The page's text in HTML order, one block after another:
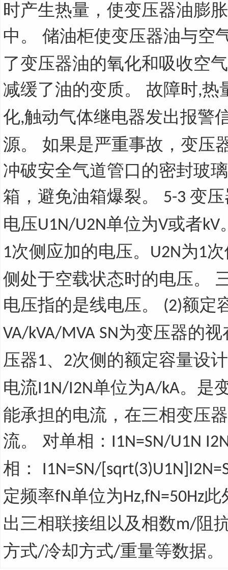
时产生热量，使变压器油膨
中。 储油柜使变压器油与空
了变压器油的氧化和吸收空
减缓了油的变质。 故障时,热
化,触动气体继电器发出报警
源。 如果是严重事故，变压
冲破安全气道管口的密封玻
箱，避免油箱爆裂。 5-3 变
电压U1N/U2N单位为V或者kV
1次侧应加的电压。 U2N为1
侧处于空载状态时的电压。
电压指的是线电压。 (2)额定
VA/kVA/MVA SN为变压器的
压器1、 2次侧的额定容量设
电流I1N/I2N单位为A/kA。是
能承担的电流，在三相变压
流。 对单相： I1N=SN/U1N
相： I1N=SN/
定频率fN单位为Hz,fN=50Hz此
出三相联接组以及相数m/阻
方式/冷却方式/重量等数据。